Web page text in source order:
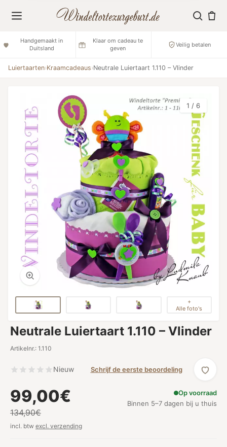
Handgemaakt in
Duitsland
Klaar om cadeau te
geven
Veilig betalen
Luiertaarten›Kraamcadeaus›Neutrale Luiertaart 1.110 – Vlinder
1 / 6
+
Alle foto's
Neutrale Luiertaart 1.110 – Vlinder
Artikelnr.: 1.110
Nieuw Schrijf de eerste beoordeling
99,00€
134,90€
incl. btw excl. verzending
Op voorraad
Binnen 5–7 dagen bij u thuis